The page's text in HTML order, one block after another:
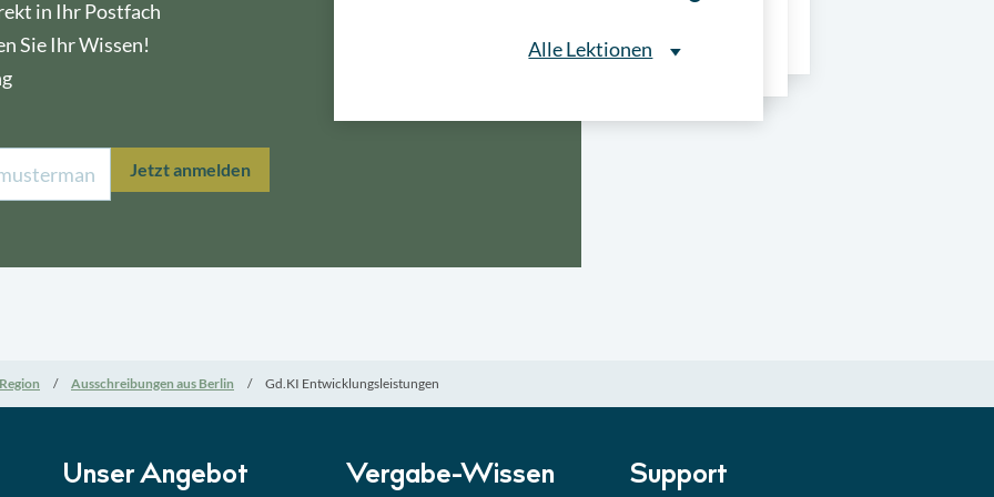
in Ihr Postfach
Sie Ihr Wissen!
Jetzt anmelden
Alle Lektionen
Alle Lektionen
Lektion 5 Eignung im Vergabeverfahren► 3:18 Min
Lektion 6 Abgabe von Angeboten Lektion
Region Ausschreibungen aus Berlin Gd.KI Entwicklungsleistungen
Unser Angebot Vergabe-Wissen Support